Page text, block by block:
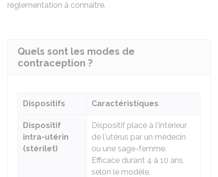
réglementation à connaître.
Quels sont les modes de
contraception ?
Dispositifs Caractéristiques
Dispositif
intra-utérin
(stérilet)
Dispositif placé à l'intérieur
de l'utérus par un médecin
ou une sage-femme.
Efficace durant 4 à 10 ans,
selon le modèle.